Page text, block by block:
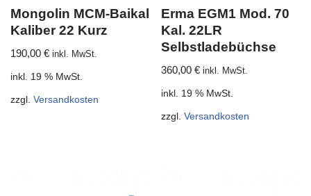
Mongolin MCM-Baikal
Kaliber 22 Kurz
190,00 € inkl. MwSt.
inkl. 19 % MwSt.
zzgl. Versandkosten
Erma EGM1 Mod. 70
Kal. 22LR
Selbstladebüchse
360,00€ inkl. MwSt.
inkl. 19 % MwSt.
zzgl.Versandkosten